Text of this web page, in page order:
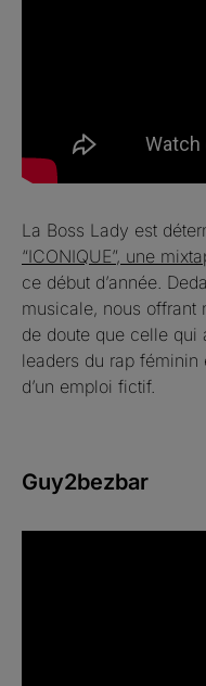
La Boss Lady est
“ICONIQUE”, une
ce début d’année.
musicale, nous offrant
de doute que celle qui
leaders du rap féminin
d’un emploi fictif.
Guy2bezbar